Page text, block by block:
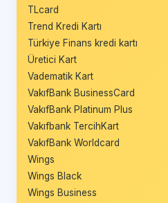
TLcard
Trend Kredi Kartı
Türkiye Finans kredi kartı
Üretici Kart
Vadematik Kart
VakıfBank BusinessCard
VakıfBank Platinum Plus
Vakıfbank TercihKart
VakıfBank Worldcard
Wings
Wings Black
Wings Business